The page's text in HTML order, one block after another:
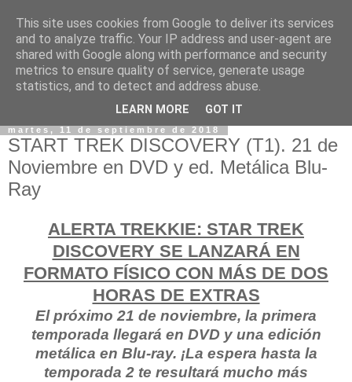
martes, 11 de septiembre de 2018
START TREK DISCOVERY (T1). 21 de
Noviembre en DVD y ed. Metálica Blu-
Ray
ALERTA TREKKIE: STAR TREK
DISCOVERY SE LANZARÁ EN
FORMATO FÍSICO CON MÁS DE DOS
HORAS DE EXTRAS
El próximo 21 de noviembre, la primera
temporada llegará en DVD y una edición
metálica en Blu-ray. ¡La espera hasta la
temporada 2 te resultará mucho más
This site uses cookies from Google to deliver its services
and to analyze traffic. Your IP address and user-agent are
shared with Google along with performance and security
metrics to ensure quality of service, generate usage
statistics, and to detect and address abuse.
LEARN MORE GOT IT